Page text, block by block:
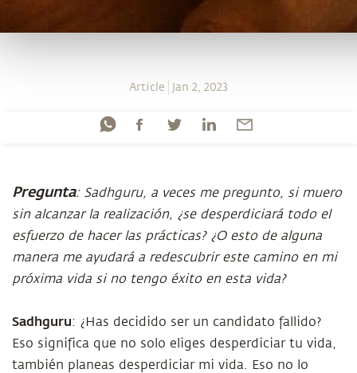
Article Jan 2, 2023
Pregunta: Sadhguru, a veces me pregunto, si muero
sin alcanzar la realización, ¿se desperdiciará todo el
esfuerzo de hacer las prácticas? ¿O esto de alguna
manera me ayudará a redescubrir este camino en mi
próxima vida si no tengo éxito en esta vida?
Sadhguru: ¿Has decidido ser un candidato fallido?
Eso significa que no solo eliges desperdiciar tu vida,
también planeas desperdiciar mi vida. Eso no lo